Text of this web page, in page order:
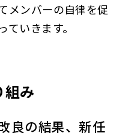
メンバーの自律を促
いきます。
組み
良の結果、新任